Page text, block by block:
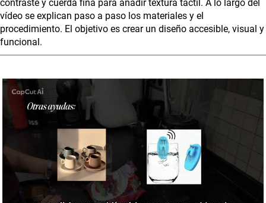
contraste y cuerda fina para añadir textura táctil. A lo largo del
vídeo se explican paso a paso los materiales y el
procedimiento. El objetivo es crear un diseño accesible, visual y
funcional.